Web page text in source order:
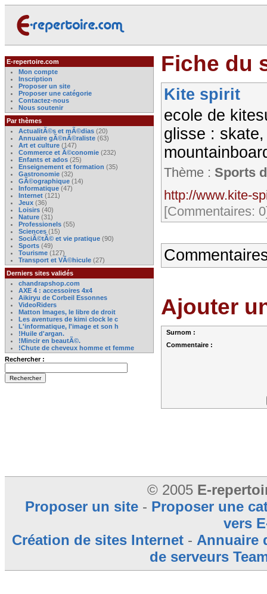
E-repertoire.com
Mon compte
Inscription
Proposer un site
Proposer une catégorie
Contactez-nous
Nous soutenir
Par thèmes
ActualitÃ©s et mÃ©dias (20)
Annuaire gÃ©nÃ©raliste (63)
Art et culture (147)
Commerce et Ã©conomie (232)
Enfants et ados (25)
Enseignement et formation (35)
Gastronomie (32)
GÃ©ographique (14)
Informatique (47)
Internet (121)
Jeux (36)
Loisirs (40)
Nature (31)
Professionels (55)
Sciences (15)
SociÃ©tÃ© et vie pratique (90)
Sports (49)
Tourisme (127)
Transport et VÃ©hicule (27)
Derniers sites validés
chandrapshop.com
AXE 4 : accessoires 4x4
Aikiryu de Corbeil Essonnes
VideoRiders
Matton Images, le libre de droit
Les aventures de kimi clock le c
L'informatique, l'image et son h
!Huile d'argan.
!Mincir en beautÃ©.
!Chute de cheveux homme et femme
Rechercher :
Fiche du
Kite spirit
ecole de
glisse :
Thème : Sports
http://www.kite-
[Commentaires:
Ajouter
Surnom :
Commentaire :
© 2005 E-
Proposer un site - Proposer une
vers
Création de sites Internet - Annuaire
de serveurs